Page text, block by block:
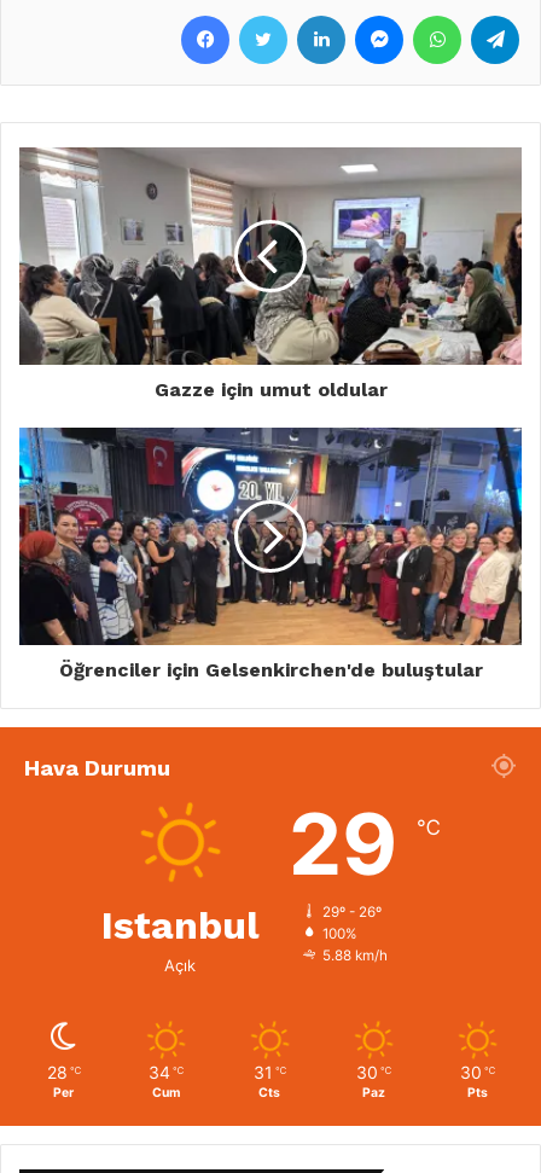
Gazze için umut oldular
Öğrenciler için Gelsenkirchen'de buluştular
Hava Durumu
Istanbul
Açık
29 ℃
29º - 26º
100%
5.88 km/h
28 ℃
Per
34 ℃
Cum
31 ℃
Cts
30 ℃
Paz
30 ℃
Pts